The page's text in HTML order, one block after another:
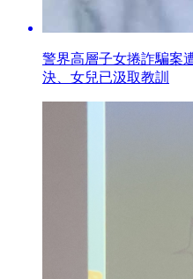
警界高層子女捲詐騙案
決、女兒已汲取教訓